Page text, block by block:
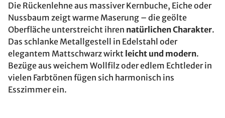
Die Rückenlehne aus massiver Kernbuche, Eiche oder
Nussbaum zeigt warme Maserung – die geölte
Oberfläche unterstreicht ihren natürlichen Charakter.
Das schlanke Metallgestell in Edelstahl oder
elegantem Mattschwarz wirkt leicht und modern.
Bezüge aus weichem Wollfilz oder edlem Echtleder in
vielen Farbtönen fügen sich harmonisch ins
Esszimmer ein.